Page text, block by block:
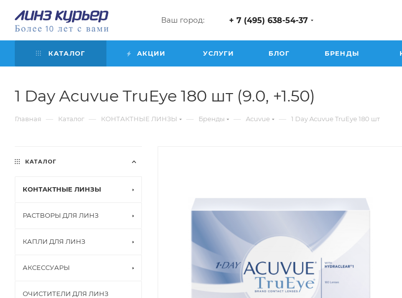
Ваш город: + 7 (495) 638-54-37
КАТАЛОГ АКЦИИ УСЛУГИ БЛОГ БРЕНДЫ
1 Day Acuvue TruEye 180 шт (9.0, +1.50)
Главная — Каталог — КОНТАКТНЫЕ ЛИНЗЫ — Бренды — Acuvue — 1 Day Acuvue TruEye 180 шт
КАТАЛОГ
КОНТАКТНЫЕ ЛИНЗЫ
РАСТВОРЫ ДЛЯ ЛИНЗ
КАПЛИ ДЛЯ ЛИНЗ
АКСЕССУАРЫ
ОЧИСТИТЕЛИ ДЛЯ ЛИНЗ